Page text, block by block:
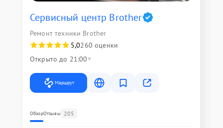
Сервисный центр Brother
Ремонт техники Brother
5,0260 оценки
Открыто до 21:00
Маршрут
ОбзорОтзывы 205